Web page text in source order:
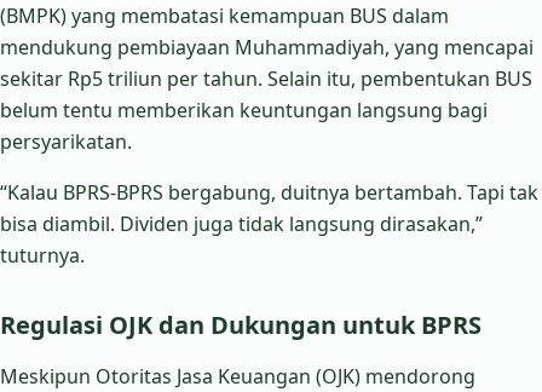
(BMPK) yang membatasi kemampuan BUS dalam
mendukung pembiayaan Muhammadiyah, yang mencapai
sekitar Rp5 triliun per tahun. Selain itu, pembentukan BUS
belum tentu memberikan keuntungan langsung bagi
persyarikatan.
“Kalau BPRS-BPRS bergabung, duitnya bertambah. Tapi tak
bisa diambil. Dividen juga tidak langsung dirasakan,”
tuturnya.
Regulasi OJK dan Dukungan untuk BPRS
Meskipun Otoritas Jasa Keuangan (OJK) mendorong